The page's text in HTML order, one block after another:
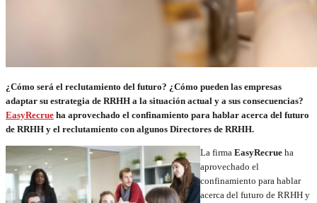
¿Cómo será el reclutamiento del futuro? ¿Cómo pueden las empresas
adaptar su estrategia de RRHH a la situación actual y a sus consecuencias?
EasyRecrue ha aprovechado el confinamiento para hablar acerca del futuro
de RRHH y el reclutamiento con algunos Directores de RRHH.
La firma EasyRecrue ha
aprovechado el
confinamiento para hablar
acerca del futuro de RRHH y